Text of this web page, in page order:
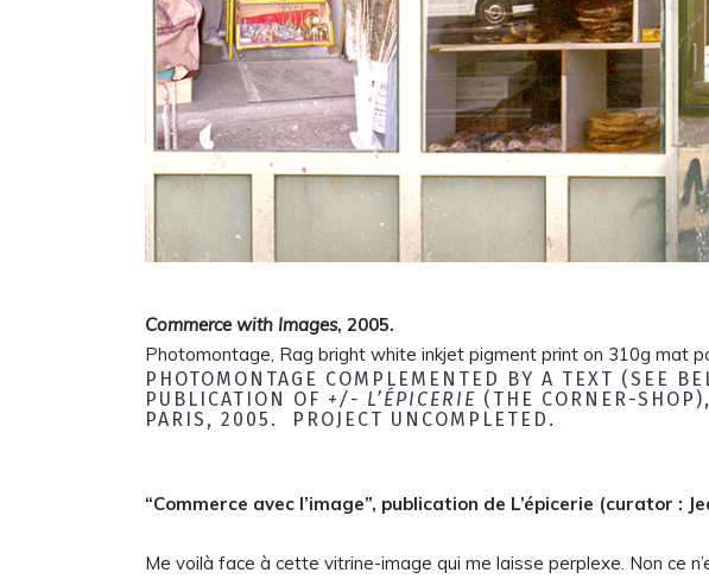
Commerce with Images, 2005.
Photomontage, Rag bright white inkjet pigment print on 310g mat
PHOTOMONTAGE COMPLEMENTED BY A TEXT (SEE
PUBLICATION OF +/- L’ÉPICERIE (THE CORNER-
PARIS, 2005. PROJECT UNCOMPLETED.
“Commerce avec l’image”, publication de L’épicerie (curator :
Me voilà face à cette vitrine-image qui me laisse perplexe. Non ce